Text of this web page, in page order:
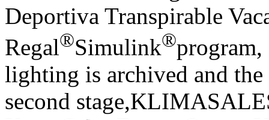
Deportiva Transpirable
Regal®Simulink®
lighting is archived and
second